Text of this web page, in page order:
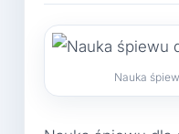
Nauka